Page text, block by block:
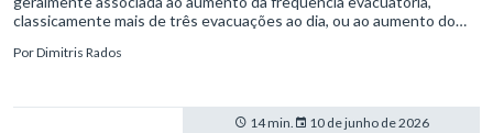
classicamente mais de três evacuações ao dia, ou ao aumento do
PorDimitris Rados
14 min. 10 de junho de 2026